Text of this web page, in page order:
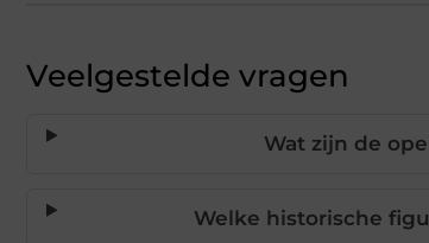
Veelgestelde vragen
Wat zijn de
Welke historische